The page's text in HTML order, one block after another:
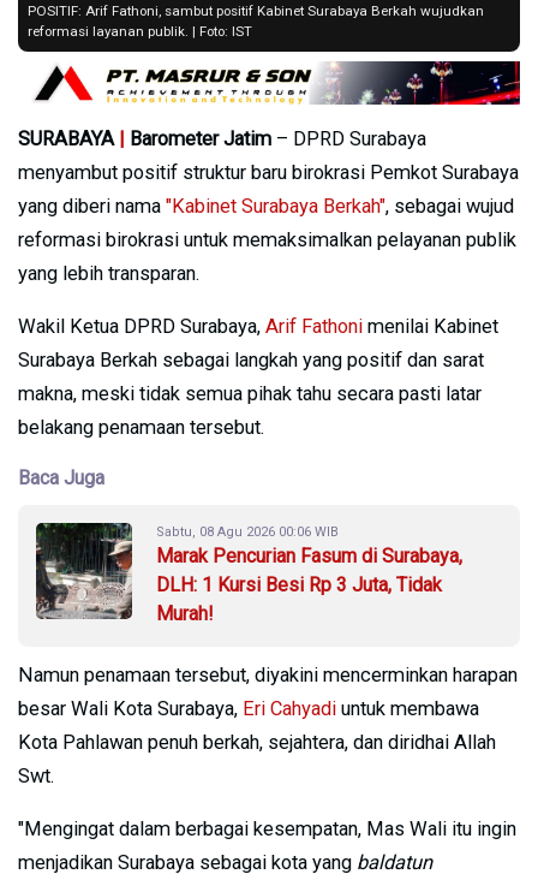
POSITIF: Arif Fathoni, sambut positif Kabinet Surabaya Berkah wujudkan
reformasi layanan publik. | Foto: IST
SURABAYA | Barometer Jatim – DPRD Surabaya
menyambut positif struktur baru birokrasi Pemkot Surabaya
yang diberi nama "Kabinet Surabaya Berkah", sebagai wujud
reformasi birokrasi untuk memaksimalkan pelayanan publik
yang lebih transparan.
Wakil Ketua DPRD Surabaya, Arif Fathoni menilai Kabinet
Surabaya Berkah sebagai langkah yang positif dan sarat
makna, meski tidak semua pihak tahu secara pasti latar
belakang penamaan tersebut.
Baca Juga
Sabtu, 08 Agu 2026 00:06 WIB
Marak Pencurian Fasum di Surabaya,
DLH: 1 Kursi Besi Rp 3 Juta, Tidak
Murah!
Namun penamaan tersebut, diyakini mencerminkan harapan
besar Wali Kota Surabaya, Eri Cahyadi untuk membawa
Kota Pahlawan penuh berkah, sejahtera, dan diridhai Allah
Swt.
"Mengingat dalam berbagai kesempatan, Mas Wali itu ingin
menjadikan Surabaya sebagai kota yang baldatun